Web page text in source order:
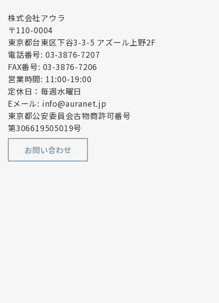
株式会社アウラ
〒110-0004
東京都台東区下谷3-3-5 アズール上野2F
電話番号: 03-3876-7207
FAX番号: 03-3876-7206
営業時間: 11:00-19:00
定休日：毎週水曜日
Eメール: info@auranet.jp
東京都公安委員会古物商許可番号
第306619505019号
お問い合わせ